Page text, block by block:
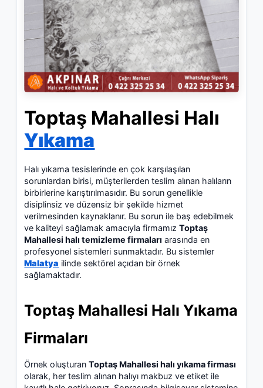
Toptaş Mahallesi Halı
Yıkama
Halı yıkama tesislerinde en çok karşılaşılan
sorunlardan birisi, müşterilerden teslim alınan halıların
birbirlerine karıştırılmasıdır. Bu sorun genellikle
disiplinsiz ve düzensiz bir şekilde hizmet
verilmesinden kaynaklanır. Bu sorun ile baş edebilmek
ve kaliteyi sağlamak amacıyla firmamızToptaş
Mahallesi halı temizleme firmaları arasında en
profesyonel sistemleri sunmaktadır. Bu sistemler
Malatya ilinde sektörel açıdan bir örnek
sağlamaktadır.
Toptaş Mahallesi Halı Yıkama
Firmaları
Örnek oluşturanToptaş Mahallesi halı yıkama firması
olarak, her teslim alınan halıyı makbuz ve etiket ile